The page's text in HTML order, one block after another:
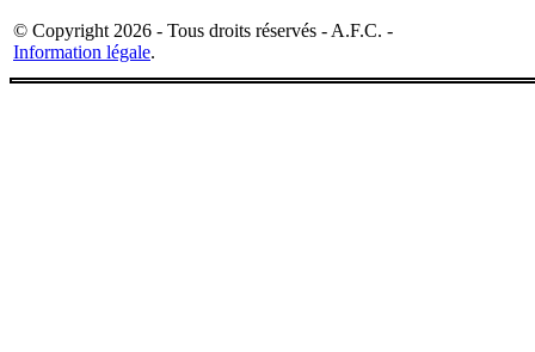
© Copyright 2026 - Tous droits réservés - A.F.C. -
Information légale.